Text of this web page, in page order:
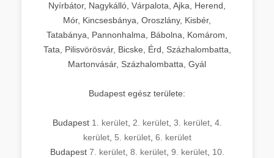
Nyírbátor, Nagykálló, Várpalota, Ajka, Herend,
Mór, Kincsesbánya, Oroszlány, Kisbér,
Tatabánya, Pannonhalma, Bábolna, Komárom,
Tata, Pilisvörösvár, Bicske, Érd, Százhalombatta,
Martonvásár, Százhalombatta, Gyál
Budapest egész területe:
Budapest 1. kerület, 2. kerület, 3. kerület, 4.
kerület, 5. kerület, 6. kerület
Budapest 7. kerület, 8. kerület, 9. kerület, 10.